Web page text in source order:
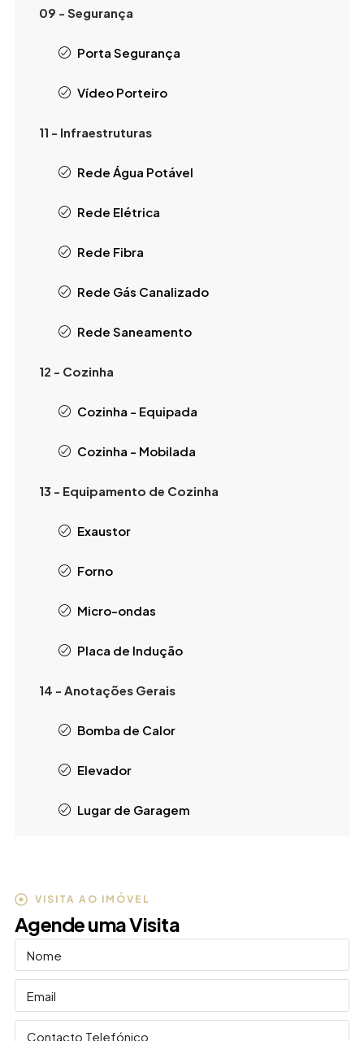
09 - Segurança
Porta Segurança
Vídeo Porteiro
11 - Infraestruturas
Rede Água Potável
Rede Elétrica
Rede Fibra
Rede Gás Canalizado
Rede Saneamento
12 - Cozinha
Cozinha - Equipada
Cozinha - Mobilada
13 - Equipamento de Cozinha
Exaustor
Forno
Micro-ondas
Placa de Indução
14 - Anotações Gerais
Bomba de Calor
Elevador
Lugar de Garagem
VISITA AO IMÓVEL
Agende uma Visita